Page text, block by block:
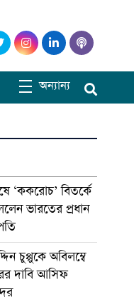
অন্যান্য
‘ককরোচ’ বিতর্কে
ভারতের প্রধান
চুপ্পুকে অবিলম্বে
দাবি আসিফ